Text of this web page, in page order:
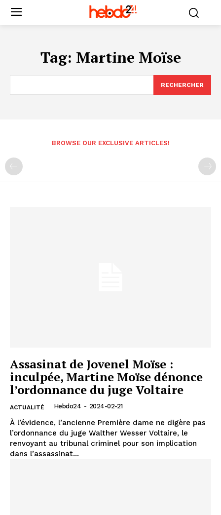
Tag: Martine Moïse
RECHERCHER
BROWSE OUR EXCLUSIVE ARTICLES!
Assasinat de Jovenel Moïse :
inculpée, Martine Moïse dénonce
l’ordonnance du juge Voltaire
ACTUALITÉ Hebdo24 - 2024-02-21
À l’évidence, l’ancienne Première dame ne digère pas
l’ordonnance du juge Walther Wesser Voltaire, le
renvoyant au tribunal criminel pour son implication
dans l’assassinat...